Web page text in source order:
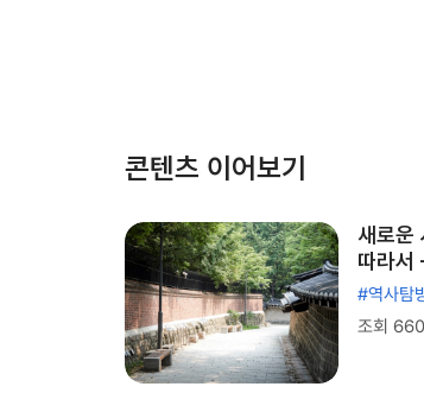
콘텐츠 이어보기
새로운
따라서
#역사탐
조회 660